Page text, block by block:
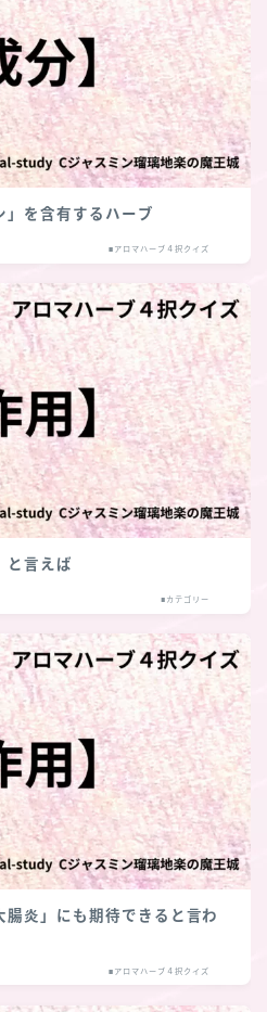
を含有するハーブ
■アロマハーブ４択クイズ
と言えば
■カテゴリー
炎」にも期待できると言わ
■アロマハーブ４択クイズ